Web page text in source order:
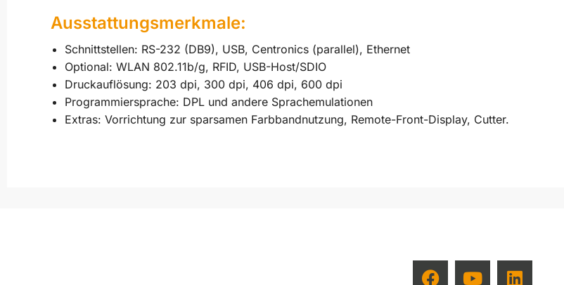
Ausstattungsmerkmale:
Schnittstellen: RS-232 (DB9), USB, Centronics (parallel), Ethernet
Optional: WLAN 802.11b/g, RFID, USB-Host/SDIO
Druckauflösung: 203 dpi, 300 dpi, 406 dpi, 600 dpi
Programmiersprache: DPL und andere Sprachemulationen
Extras: Vorrichtung zur sparsamen Farbbandnutzung, Remote-Front-Display, Cutter.